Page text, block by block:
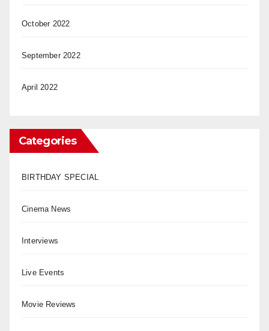
October 2022
September 2022
April 2022
Categories
BIRTHDAY SPECIAL
Cinema News
Interviews
Live Events
Movie Reviews